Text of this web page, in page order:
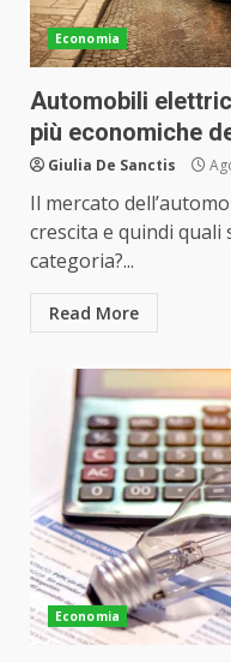
Economia
Automobili
più economiche
Giulia De Sanctis
Il mercato
crescita e quindi quali
categoria?...
Read More
Economia